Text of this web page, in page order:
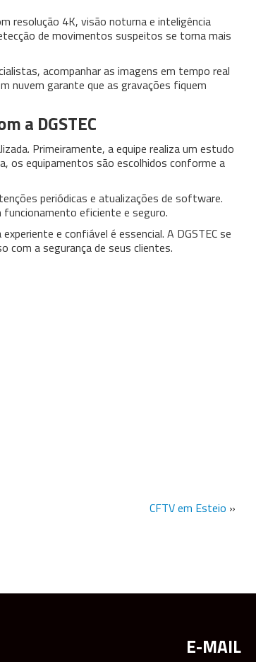
resolução 4K, visão noturna e inteligência
de movimentos suspeitos se torna mais
acompanhar as imagens em tempo real
nuvem garante que as gravações fiquem
a DGSTEC
Primeiramente, a equipe realiza um estudo
os equipamentos são escolhidos conforme a
periódicas e atualizações de software.
funcionamento eficiente e seguro.
e confiável é essencial. A DGSTEC se
com a segurança de seus clientes.
CFTV em Esteio »
E-MAIL